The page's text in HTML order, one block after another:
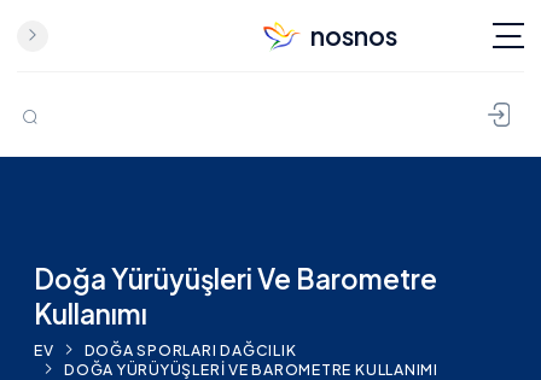
İçeriğe geç
nosnos
Doğa Yürüyüşleri Ve Barometre
Kullanımı
EV DOĞA SPORLARI DAĞCILIK
DOĞA YÜRÜYÜŞLERI VE BAROMETRE KULLANIMI